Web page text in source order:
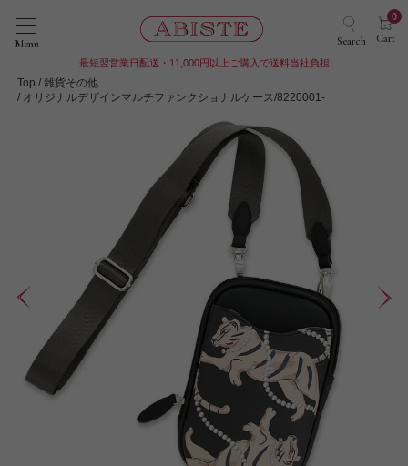
Menu Search Cart
0
最短翌営業日配送・11,000円以上ご購入で送料当社負担
Top
雑貨その他
オリジナルデザインマルチファンクショナルケース/8220001-